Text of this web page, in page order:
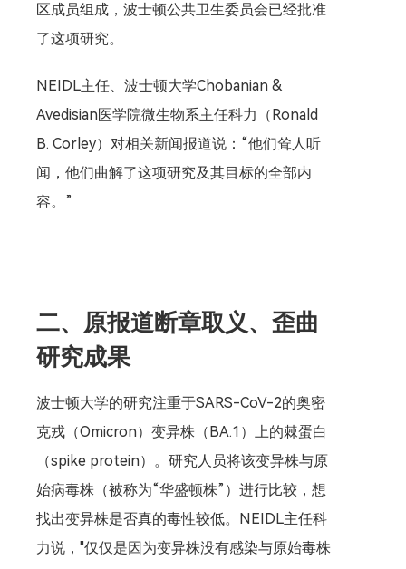
区成员组成，波士顿公共卫生委员会已经批准
了这项研究。
NEIDL主任、波士顿大学Chobanian &
Avedisian医学院微生物系主任科力（Ronald
B. Corley）对相关新闻报道说：“他们耸人听
闻，他们曲解了这项研究及其目标的全部内
容。”
二、原报道断章取义、歪曲
研究成果
波士顿大学的研究注重于SARS-CoV-2的奥密
克戎（Omicron）变异株（BA.1）上的棘蛋白
（spike protein）。研究人员将该变异株与原
始病毒株（被称为“华盛顿株”）进行比较，想
找出变异株是否真的毒性较低。NEIDL主任科
力说，"仅仅是因为变异株没有感染与原始毒株